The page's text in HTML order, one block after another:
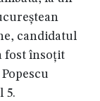
candidatul
fost însoțit
5.